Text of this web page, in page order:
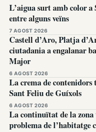
L’aigua surt amb color
entre alguns veïns
7 AGOST 2026
Castell d’Aro, Platja
ciutadania a engalanar
Major
6 AGOST 2026
La crema de contenidors
Sant Feliu de Guíxols
6 AGOST 2026
La continuïtat de la zona
problema de l’habitatge